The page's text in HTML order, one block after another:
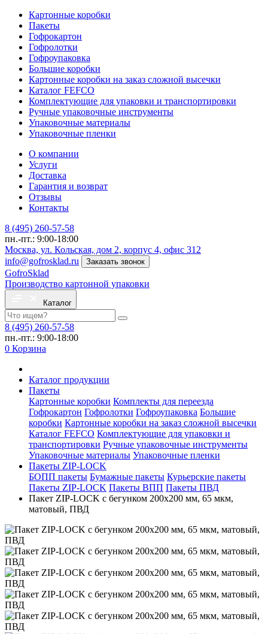
Картонные коробки
Пакеты
Гофрокартон
Гофролотки
Гофроупаковка
Большие коробки
Картонные коробки на заказ сложной высечки
Каталог FEFCO
Комплектующие для упаковки и транспортировки
Ручные упаковочные инструменты
Упаковочные материалы
Упаковочные пленки
О компании
Услуги
Доставка
Гарантия и возврат
Отзывы
Контакты
8 (495) 260-57-58
пн.-пт.: 9:00-18:00
Москва, ул. Кольская, дом 2, корпус 4, офис 312
info@gofrosklad.ru
Заказать звонок
GofroSklad
Производство картонной упаковки
Каталог
8 (495) 260-57-58
пн.-пт.: 9:00-18:00
0 Корзина
Каталог продукции
Пакеты
Картонные коробки Комплекты для переезда
Гофрокартон Гофролотки Гофроупаковка Большие
коробки Картонные коробки на заказ сложной высечки
Каталог FEFCO Комплектующие для упаковки и
транспортировки Ручные упаковочные инструменты
Упаковочные материалы Упаковочные пленки
Пакеты ZIP-LOCK
БОПП пакеты Бумажные пакеты Курьерские пакеты
Пакеты ZIP-LOCK Пакеты ВПП Пакеты ПВД
Пакет ZIP-LOCK с бегунком 200х200 мм, 65 мкм,
матовый, ПВД